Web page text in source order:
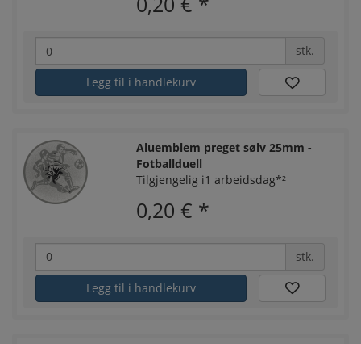
stk.
Legg til i handlekurv
Aluemblem preget sølv 25mm -
Fotballduell
Tilgjengelig i1 arbeidsdag*²
0,20 € *
stk.
Legg til i handlekurv